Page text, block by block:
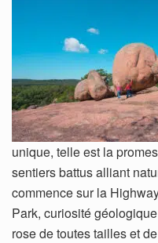
unique, telle est la
sentiers battus alliant
commence sur la
Park, curiosité
rose de toutes tailles et